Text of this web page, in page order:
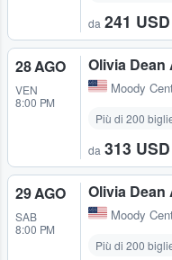
da 241 USD
28 AGO
VEN
8:00 PM
Olivia Dean
Moody
Più di 200
da 313 USD
29 AGO
SAB
8:00 PM
Olivia Dean
Moody
Più di 200